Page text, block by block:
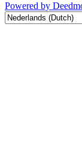
Powered by